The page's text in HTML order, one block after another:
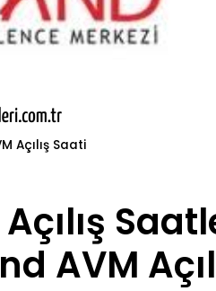
Açılış Saati
AVM